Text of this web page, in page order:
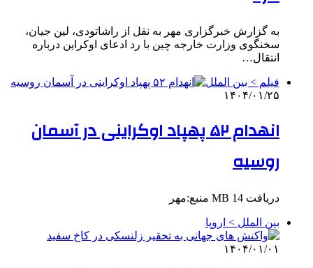
به گزارش خبرگزاری مهر به نقل از راشاتودی، لین جیان،
سخنگوی وزارت خارجه چین با رد ادعای اوکراین درباره
انتقال…
فیلم > بین الملل
۱۴۰۴/۰۱/۲۵
انهدام ۵۲ پهپاد اوکراینی در آسمان
روسیه
دریافت 14 MB منبع:مهر
بین الملل > اروپا
۱۴۰۴/۰۱/۰۱